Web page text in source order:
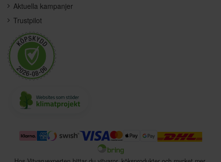
Aktuella kampanjer
Trustpilot